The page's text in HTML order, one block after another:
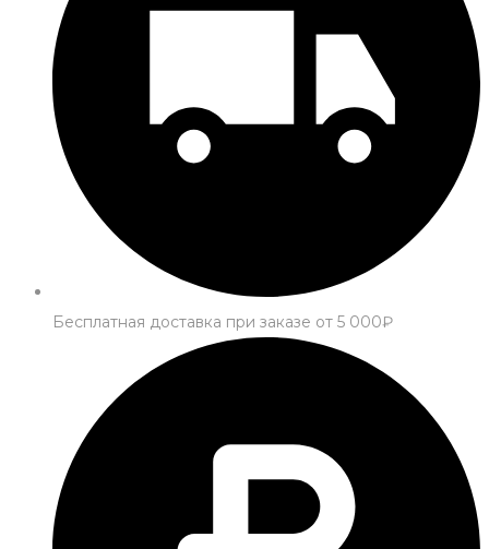
Бесплатная доставка при заказе от 5 000₽